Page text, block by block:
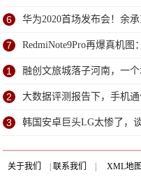
6 华为2020首场发布会！余
7 RedmiNote9Pro再爆真机图
1 融创文旅城落子河南，一
2 大数据评测报告下，手机
3 韩国安卓巨头LG太惨了，
关于我们 联系我们 XML地图